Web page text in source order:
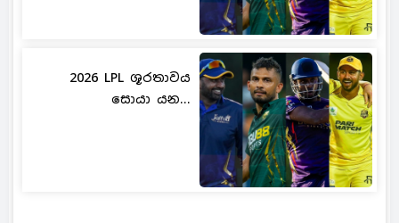
2026 LPL ශූරතාවය
සොයා යන...